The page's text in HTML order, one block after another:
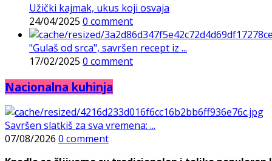
Užički kajmak, ukus koji osvaja
24/04/2025 0 comment
"Gulaš od srca", savršen recept iz ...
17/02/2025 0 comment
Nacionalna kuhinja
Savršen slatkiš za sva vremena: ...
07/08/2026 0 comment